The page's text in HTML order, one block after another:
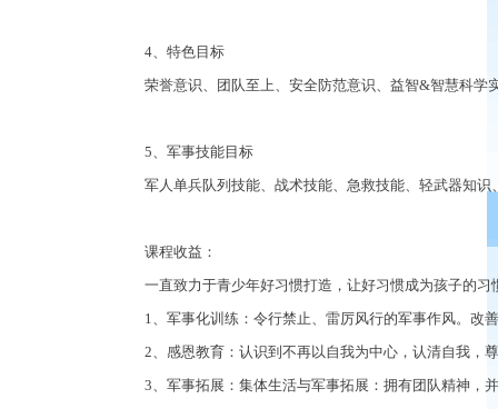
4、特色目标
荣誉意识、团队至上、安全防范意识、益智&智慧科学
5、军事技能目标
军人单兵队列技能、战术技能、急救技能、轻武器知
课程收益：
一直致力于青少年好习惯打造，让好习惯成为孩子的习
1、军事化训练：令行禁止、雷厉风行的军事作风。改
2、感恩教育：认识到不再以自我为中心，认清自我，
3、军事拓展：集体生活与军事拓展：拥有团队精神，